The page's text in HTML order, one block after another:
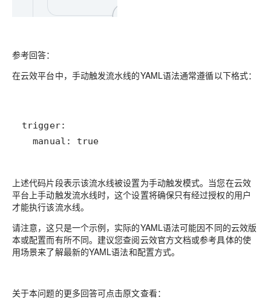
参考回答：
在云效平台中，手动触发流水线的YAML语法通常遵循以下格式：
  manual: true
上述代码片段表示该流水线被设置为手动触发模式。当您在云效
平台上手动触发流水线时，这个设置将确保只有经过授权的用户
才能执行该流水线。
请注意，这只是一个示例，实际的YAML语法可能因不同的云效版
本或配置而有所不同。建议您查阅云效官方文档或参考具体的使
用场景来了解最新的YAML语法和配置方式。
关于本问题的更多回答可点击原文查看：